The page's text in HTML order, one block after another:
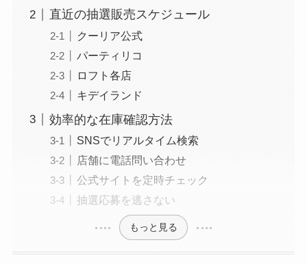
直近の抽選販売スケジュール
クーリア公式
パーティリコ
ロフト各店
キデイランド
効率的な在庫確認方法
SNSでリアルタイム検索
店舗に電話問い合わせ
公式サイトを定時チェック
抽選応募を逃さない
もっと見る